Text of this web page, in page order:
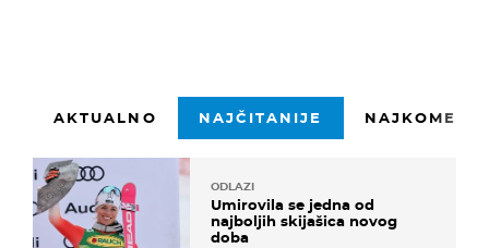
AKTUALNO NAJČITANIJE
ODLAZI
Umirovila se jedna od
najboljih skijašica novog
doba